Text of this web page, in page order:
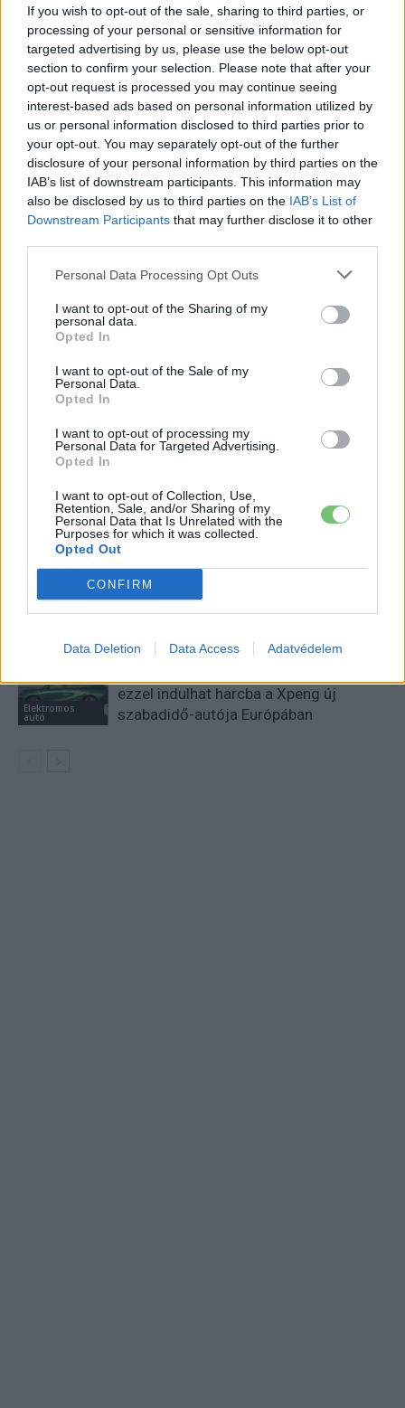
If you wish to opt-out of the sale, sharing to third parties, or
processing of your personal or sensitive information for
targeted advertising by us, please use the below opt-out
section to confirm your selection. Please note that after your
opt-out request is processed you may continue seeing
interest-based ads based on personal information utilized by
us or personal information disclosed to third parties prior to
your opt-out. You may separately opt-out of the further
disclosure of your personal information by third parties on the
IAB’s list of downstream participants. This information may
also be disclosed by us to third parties on the IAB’s List of
Downstream Participants that may further disclose it to other
Personal Data Processing Opt Outs
I want to opt-out of the Sharing of my
personal data.
Opted In
I want to opt-out of the Sale of my
Personal Data.
Opted In
I want to opt-out of processing my
Personal Data for Targeted Advertising.
Opted In
I want to opt-out of Collection, Use,
Retention, Sale, and/or Sharing of my
Personal Data that Is Unrelated with the
Purposes for which it was collected.
Opted Out
CONFIRM
Data Deletion Data Access Adatvédelem
CÍMKÉK DHL e-mobilitás
Elektromobilitás
Elektromos autó
Tesla tesla semi
Kovács Kata
Szeretem az elektromos autókat és a modern technológiát!
KAPCSOLÓDÓ CIKKEK TÖBB A SZERZŐTŐL
Elektromos
Kína szigorú határt szabott: legfeljebb
5% lehet a hiba az elektromos autók
akkumulátor-kijelzőjén
A Leapmotor átlépte a 100 ezres
Elektromos
autó
ezzel indulhat harcba a Xpeng új
szabadidő-autója Európában